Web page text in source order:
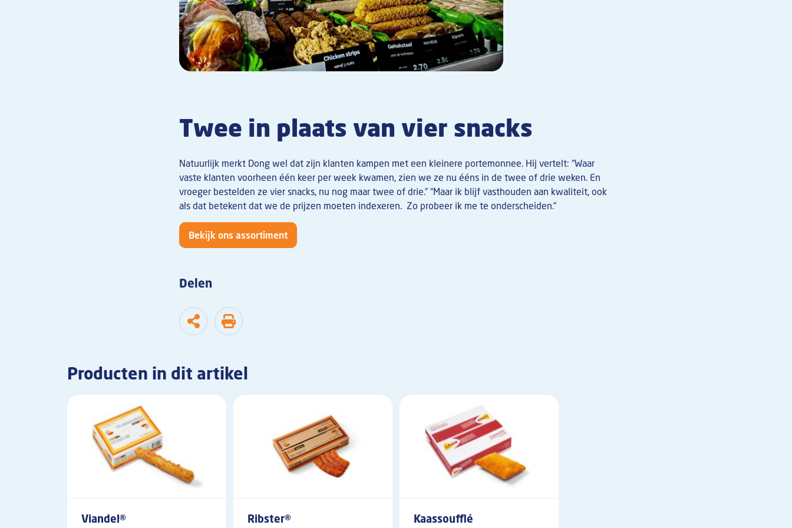
Twee in plaats van vier snacks
Natuurlijk merkt Dong wel dat zijn klanten kampen met een kleinere portemonnee. Hij vertelt: “Waar
vaste klanten voorheen één keer per week kwamen, zien we ze nu ééns in de twee of drie weken. En
vroeger bestelden ze vier snacks, nu nog maar twee of drie.” “Maar ik blijf vasthouden aan kwaliteit, ook
als dat betekent dat we de prijzen moeten indexeren. Zo probeer ik me te onderscheiden.”
Bekijk ons assortiment
Delen
Producten in dit artikel
Viandel® Ribster® Kaassoufflé